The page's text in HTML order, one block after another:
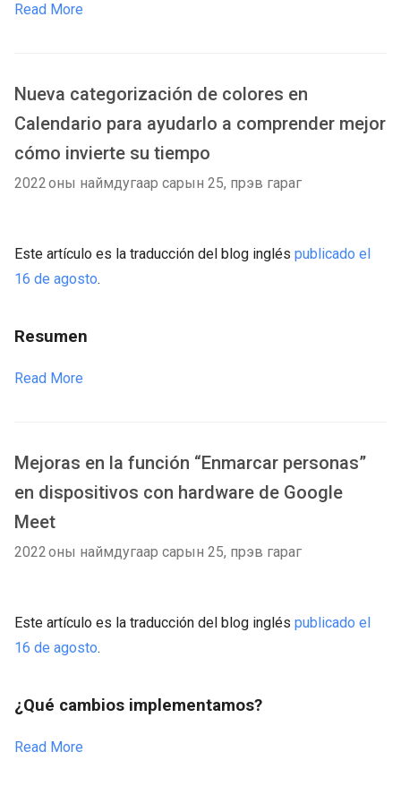
Read More
Nueva categorización de colores en
Calendario para ayudarlo a comprender mejor
cómo invierte su tiempo
2022 оны наймдугаар сарын 25, пүрэв гараг
Este artículo es la traducción del blog inglés publicado el
16 de agosto.
Resumen
Read More
Mejoras en la función “Enmarcar personas”
en dispositivos con hardware de Google
Meet
2022 оны наймдугаар сарын 25, пүрэв гараг
Este artículo es la traducción del blog inglés publicado el
16 de agosto.
¿Qué cambios implementamos?
Read More